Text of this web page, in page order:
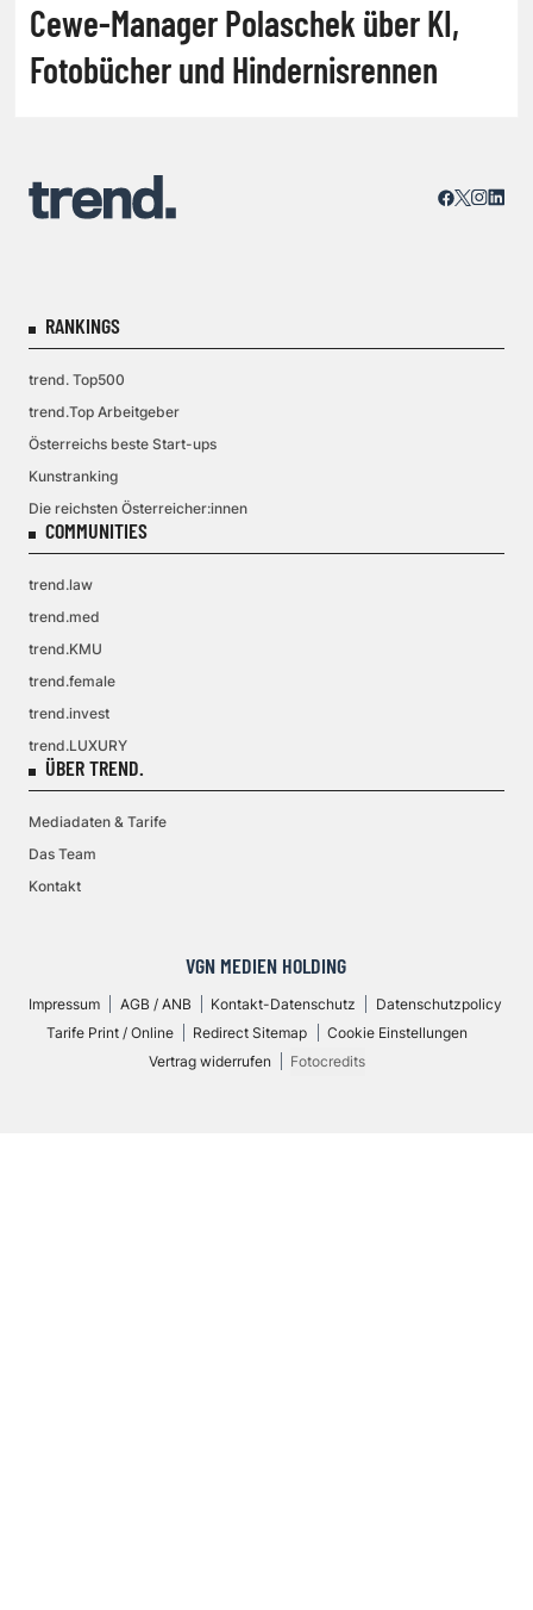
Cewe-Manager Polaschek über KI,
Fotobücher und Hindernisrennen
RANKINGS
trend. Top500
trend.Top Arbeitgeber
Österreichs beste Start-ups
Kunstranking
Die reichsten Österreicher:innen
COMMUNITIES
trend.law
trend.med
trend.KMU
trend.female
trend.invest
trend.LUXURY
ÜBER TREND.
Mediadaten & Tarife
Das Team
Kontakt
VGN MEDIEN HOLDING
Impressum AGB / ANB Kontakt-Datenschutz
Datenschutzpolicy
Tarife Print / Online
Redirect Sitemap
Cookie Einstellungen
Vertrag widerrufen
Fotocredits